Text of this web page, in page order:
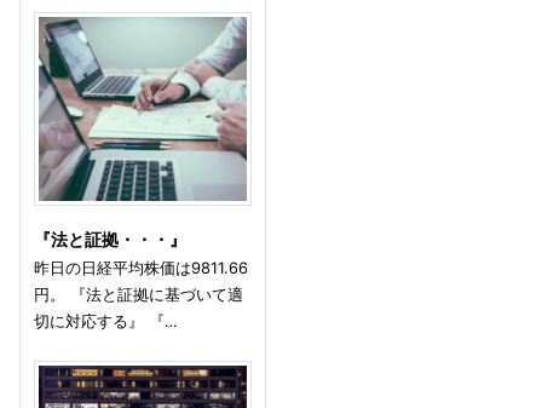
『法と証拠・・・』
昨日の日経平均株価は9811.66
円。 『法と証拠に基づいて適
切に対応する』 『…